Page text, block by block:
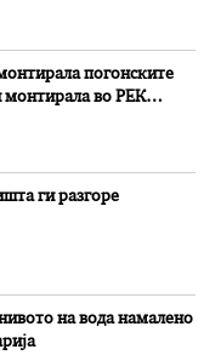
погонските
монтирала во РЕК
ги разгоре
на вода намалено